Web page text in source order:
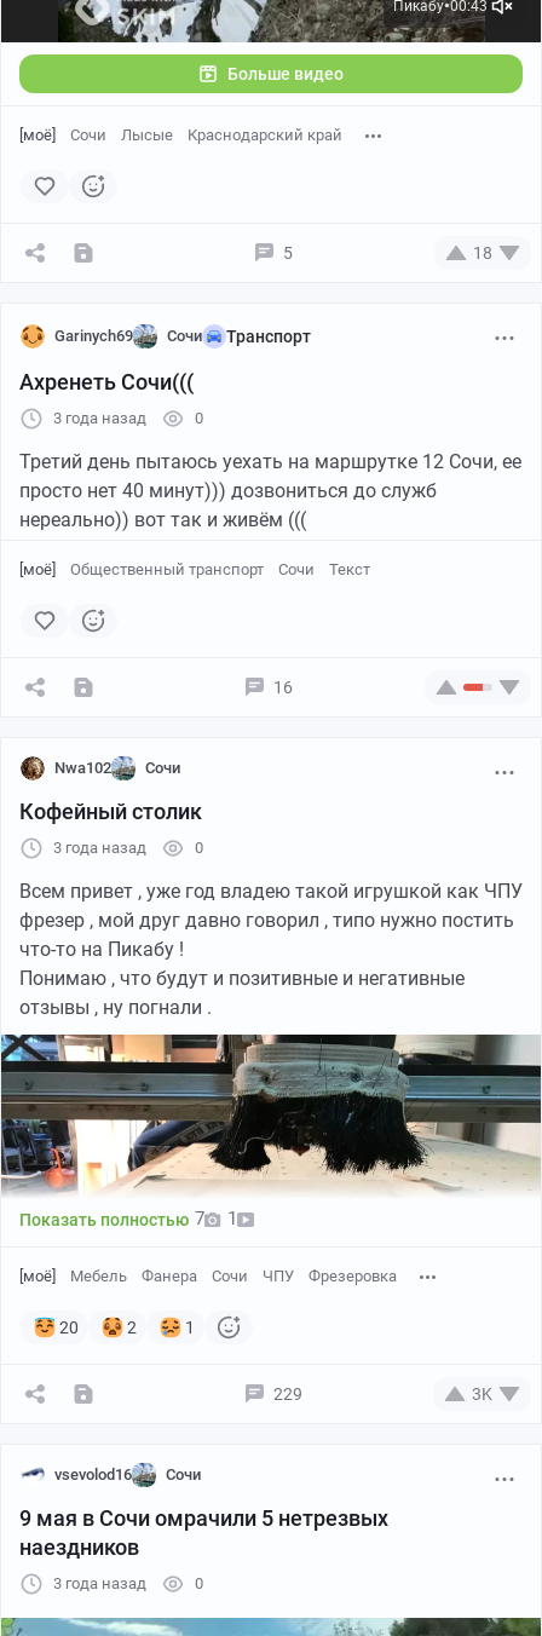
Пикабу●00:43
Больше видео
[моё] Сочи Лысые Краснодарский край
5 18
Garinych69 Сочи Транспорт
Ахренеть Сочи(((
3 года назад 0
Третий день пытаюсь уехать на маршрутке 12 Сочи, ее
просто нет 40 минут))) дозвониться до служб
нереально)) вот так и живём (((
[моё] Общественный транспорт Сочи Текст
16
Nwa102 Сочи
Кофейный столик
3 года назад 0
Всем привет , уже год владею такой игрушкой как ЧПУ
фрезер , мой друг давно говорил , типо нужно постить
что-то на Пикабу !
Понимаю , что будут и позитивные и негативные
отзывы , ну погнали .
Вообщем давно хотел сделать стол .
Идея , даже не знаю , пришла откуда то , а может
подсмотрел и запомнил .
Нашёл 3д модель модель дерева жизни
В Арткам написал уп размеры стола d-500
H-550
Показать полностью 7 1
[моё] Мебель Фанера Сочи ЧПУ Фрезеровка
20 2 1
229 3K
vsevolod16 Сочи
9 мая в Сочи омрачили 5 нетрезвых
наездников
3 года назад 0